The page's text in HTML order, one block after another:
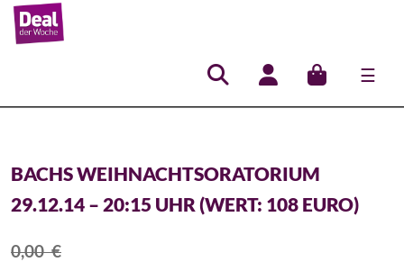
☰
Hauptnavigation
BACHS WEIHNACHTSORATORIUM
29.12.14 – 20:15 UHR (WERT: 108 EURO)
0,00€